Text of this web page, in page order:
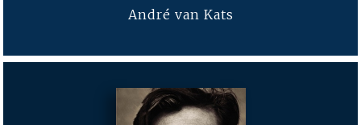
André van Kats